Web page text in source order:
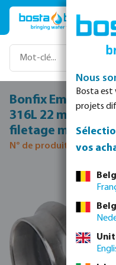
Passer au contenu principal
Bonfix Embout
316L 22 mm x 3/4"
filetage mâle
N° de produit 0085015
Ignorer la galerie d'images
Nous
Bosta
projets
vos